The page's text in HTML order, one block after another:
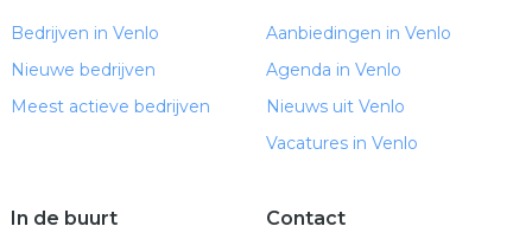
Bedrijven in Venlo
Nieuwe bedrijven
Meest actieve bedrijven
Aanbiedingen in Venlo
Agenda in Venlo
Nieuws uit Venlo
Vacatures in Venlo
In de buurt Contact